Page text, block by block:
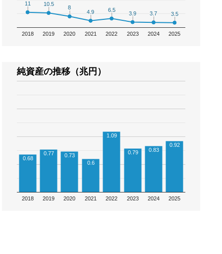
2018 2019 2020 2021 2022 2023 2024 2025
11
11 10.5
10.5
8
8
4.9
4.9 6.5
6.5
3.9
3.9 3.7
3.7 3.5
3.5
純資産の推移（兆円）
2018 2019 2020 2021 2022 2023 2024 2025
0.68
0.77
0.73
0.6
1.09
0.79 0.83
0.92